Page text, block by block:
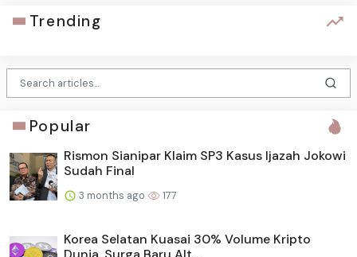
Trending
Popular
Rismon Sianipar Klaim SP3 Kasus Ijazah Jokowi
Sudah Final
3 months ago 177
Korea Selatan Kuasai 30% Volume Kripto